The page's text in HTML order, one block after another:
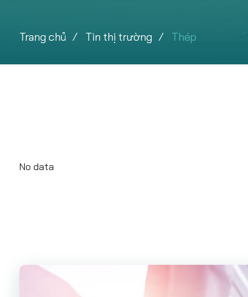
Trang chủ Tin thị trường Thép
No data